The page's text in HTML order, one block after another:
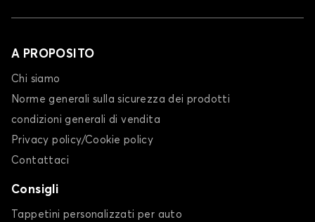
A PROPOSITO
Chi siamo
Norme generali sulla sicurezza dei prodotti
condizioni generali di vendita
Privacy policy/Cookie policy
Contattaci
Consigli
Tappetini personalizzati per auto